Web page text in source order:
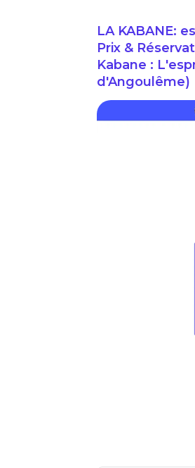
LA KABANE:
Prix &
Kabane :
d'Angoulême)